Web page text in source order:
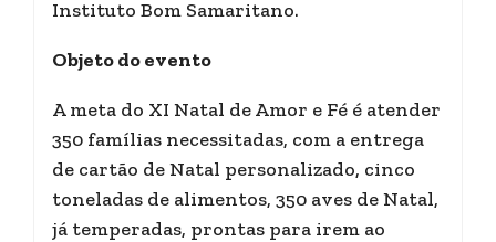
Instituto Bom Samaritano.
Objeto do evento
A meta do XI Natal de Amor e Fé é atender
350 famílias necessitadas, com a entrega
de cartão de Natal personalizado, cinco
toneladas de alimentos, 350 aves de Natal,
já temperadas, prontas para irem ao